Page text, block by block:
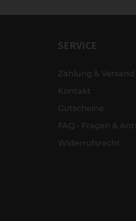
SERVICE
Zahlung & Versand
Kontakt
Gutscheine
FAQ - Fragen &
Widerrufsrecht